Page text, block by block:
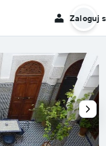
Zaloguj